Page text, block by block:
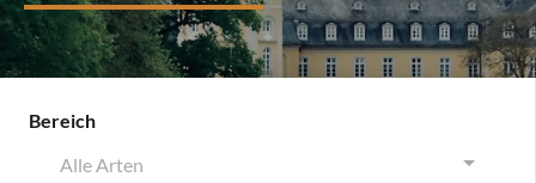
Bereich
Alle Arten